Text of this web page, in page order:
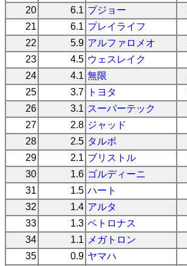
20
6.1 プジョー
21
6.1 プレイライフ
22
5.9 アルファロメオ
23
4.5 ウェスレイク
24
4.1 無限
25
3.7 トヨタ
26
3.1 スーパーテック
27
2.8 ジャッド
28
2.5 タルボ
29
2.1 ブリストル
30
1.6 ゴルディーニ
31
1.5 ハート
32
1.4 アルタ
33
1.3 ペトロナス
34
1.1 メガトロン
35
0.9 ヤマハ